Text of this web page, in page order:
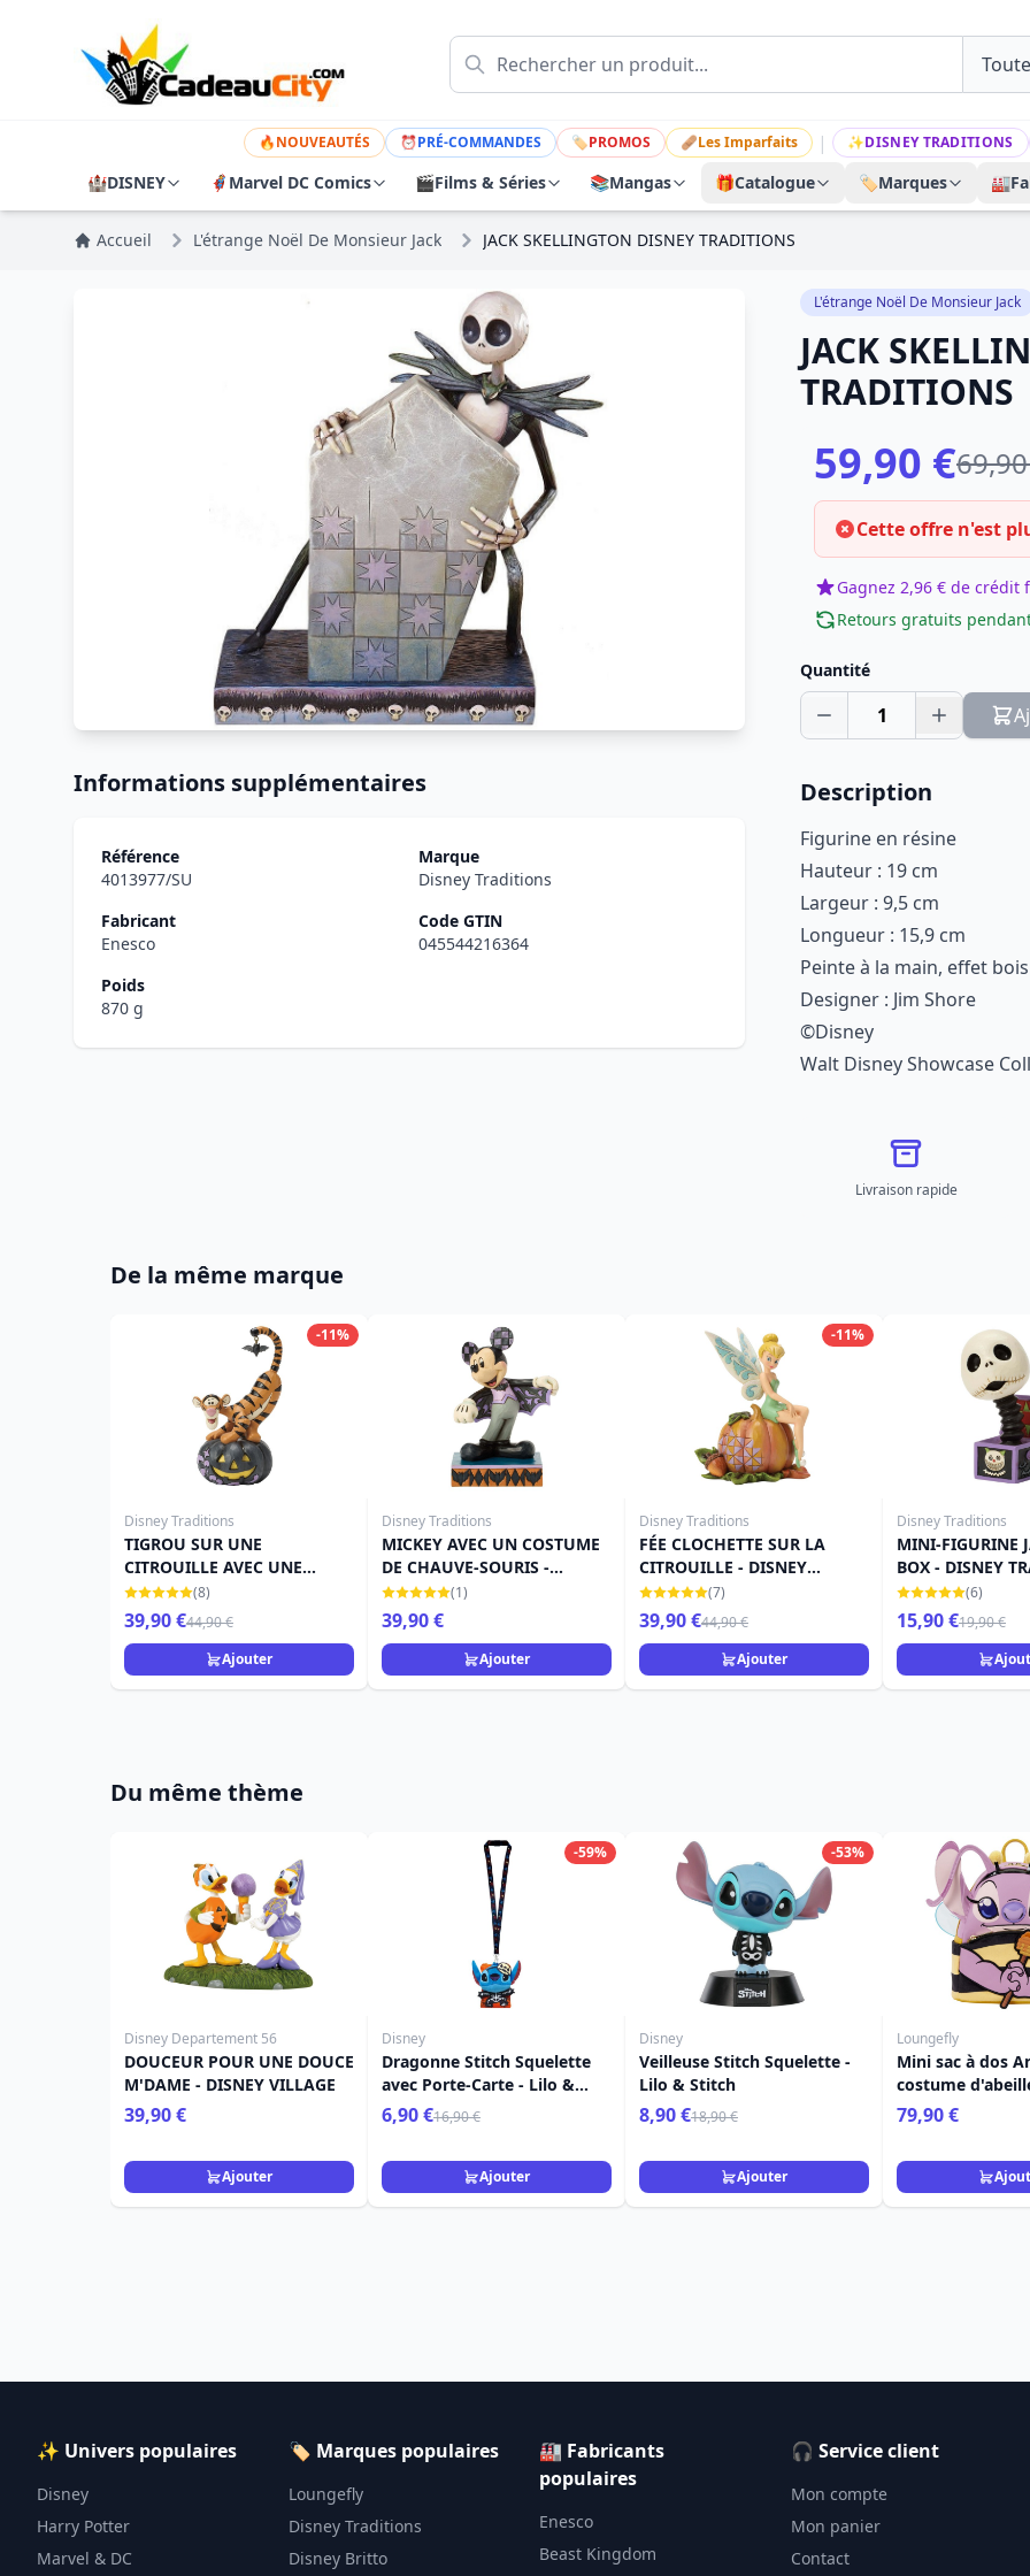
🔥NOUVEAUTÉS ⏰PRÉ-COMMANDES 🏷PROMOS 🩹Les Imparfaits | ✨DISNEY TRADITIONS
🏰DISNEY 🦸 Marvel DC Comics 🎬Films & Séries 📚Mangas 🎁Catalogue 🏷️Marques 🏭
Accueil L'étrange Noël De Monsieur Jack JACK SKELLINGTON DISNEY TRADITIONS
Informations supplémentaires
Référence
4013977/SU
Marque
Disney Traditions
Fabricant
Enesco
Code GTIN
045544216364
Poids
870 g
L'étrange Noël De Monsieur Jack
JACK
TRADITIONS
59,90 €
Cette offre n'est
Gagnez 2,96 € de crédit
Retours gratuits
Quantité
1
Description
Figurine en résine
Hauteur : 19 cm
Largeur : 9,5 cm
Longueur : 15,9 cm
Peinte à la main, effet bois
Designer : Jim Shore
©Disney
Walt Disney Showcase
Livraison rapide
De la même marque
-11%
Disney Traditions
TIGROU SUR UNE
CITROUILLE AVEC UNE
CHAUVE-SOURIS - DISNEY
TRADITIONS
(8)
39,90 €44,90 €
Ajouter
Disney Traditions
MICKEY AVEC UN COSTUME
DE CHAUVE-SOURIS -
DISNEY TRADITIONS
(1)
39,90 €
Ajouter
-11%
Disney Traditions
FÉE CLOCHETTE SUR LA
CITROUILLE - DISNEY
TRADITIONS
(7)
39,90 €44,90 €
Ajouter
Disney Traditions
MINI-FIGURINE
BOX - DISNEY
(6)
15,90 €19,90 €
Du même thème
Disney Departement 56
DOUCEUR POUR UNE DOUCE
M'DAME - DISNEY VILLAGE
39,90 €
Ajouter
-59%
Disney
Dragonne Stitch Squelette
avec Porte-Carte - Lilo &
Stitch
6,90 €16,90 €
Ajouter
-53%
Disney
Veilleuse Stitch Squelette -
Lilo & Stitch
8,90 €18,90 €
Ajouter
Loungefly
Mini sac à dos
costume
Loungefly Lilo &
79,90 €
✨ Univers populaires
Disney
Harry Potter
Marvel & DC
🏷️ Marques populaires
Loungefly
Disney Traditions
Disney Britto
🏭 Fabricants
populaires
Enesco
Beast Kingdom
🎧 Service client
Mon compte
Mon panier
Contact